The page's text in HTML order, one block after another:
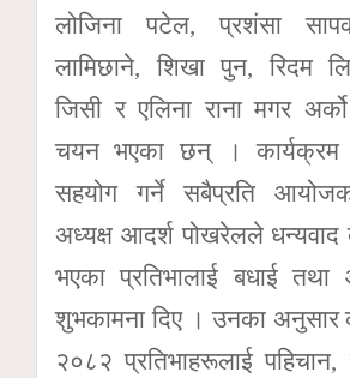
लोजिना पटेल, प्रशंसा
लामिछाने, शिखा पुन, रिदम
जिसी र एलिना राना मगर
चयन भएका छन् ।
सहयोग गर्ने सबैप्रति आयोजक
अध्यक्ष आदर्श पोखरेलले धन्यवाद
भएका प्रतिभालाई बधाई तथा
शुभकामना दिए । उनका
२०८२ प्रतिभाहरूलाई